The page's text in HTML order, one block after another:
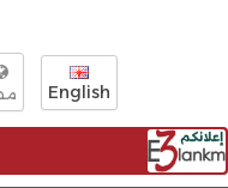
English